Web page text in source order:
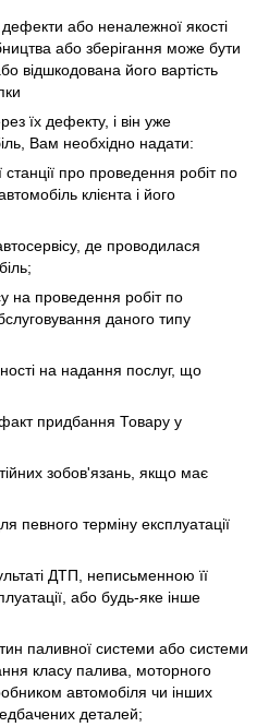
або неналежної якості
або зберігання може бути
відшкодована його вартість
їх дефекту, і він уже
Вам необхідно надати:
станції про проведення робіт по
клієнта і його
де проводилася
на проведення робіт по
даного типу
на надання послуг, що
придбання Товару у
зобов'язань, якщо має
певного терміну експлуатації
ДТП, неписьменною її
або будь-яке інше
паливної системи або системи
класу палива, моторного
автомобіля чи інших
деталей;